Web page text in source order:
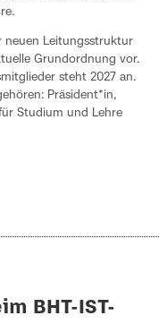
neuen Leitungsstruktur
Grundordnung vor.
steht 2027 an.
Präsident*in,
Studium und Lehre
BHT-IST-